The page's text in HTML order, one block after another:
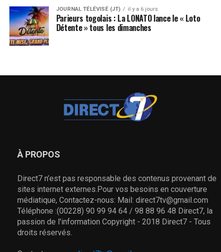
JOURNAL TÉLÉVISÉ (JT) il y a 6 jours
Parieurs togolais : La LONATO lance le « Loto
Détente » tous les dimanches
À PROPOS
Direct7 n’est pas responsable des contenus provenant de
sites internet externes.Pour vos besoins en couverture
médiatique, Contactez-nous: Mail: direct7tv@gmail.com
Téléphone :(00228) 90 99 94 64 / 98 88 96 48 Direct7, la
passion de l'information Copyright - 2018 Direct7 - Tous
droits réservés.